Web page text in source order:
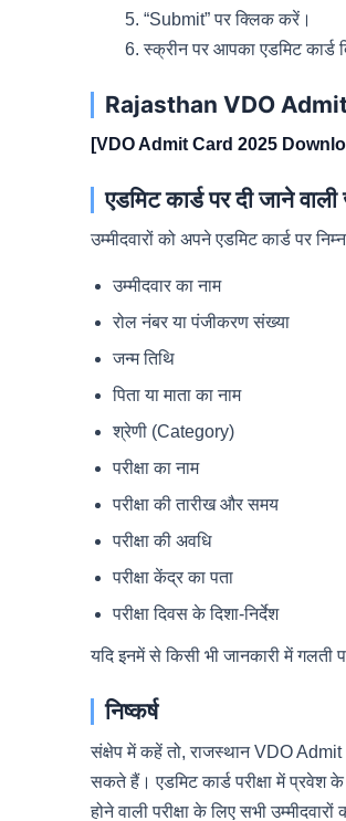
“Submit” पर क्लिक करें।
स्क्रीन पर आपका एडमिट कार्ड
Rajasthan VDO Admit
[VDO Admit Card 2025
एडमिट कार्ड पर दी जाने वाली
उम्मीदवारों को अपने एडमिट कार्ड पर
उम्मीदवार का नाम
रोल नंबर या पंजीकरण संख्या
जन्म तिथि
पिता या माता का नाम
श्रेणी (Category)
परीक्षा का नाम
परीक्षा की तारीख और समय
परीक्षा की अवधि
परीक्षा केंद्र का पता
परीक्षा दिवस के दिशा-निर्देश
यदि इनमें से किसी भी जानकारी में
निष्कर्ष
संक्षेप में कहें तो, राजस्थान VDO
सकते हैं। एडमिट कार्ड परीक्षा में प्रवेश
होने वाली परीक्षा के लिए सभी